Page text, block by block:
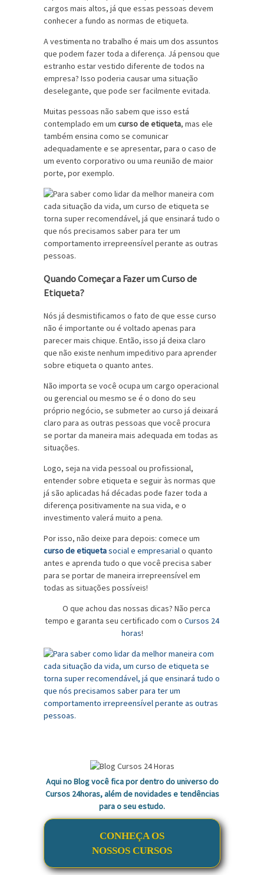
cargos mais altos, já que essas pessoas devem
conhecer a fundo as normas de etiqueta.
A vestimenta no trabalho é mais um dos assuntos
que podem fazer toda a diferença. Já pensou que
estranho estar vestido diferente de todos na
empresa? Isso poderia causar uma situação
deselegante, que pode ser facilmente evitada.
Muitas pessoas não sabem que isso está
contemplado em um curso de etiqueta, mas ele
também ensina como se comunicar
adequadamente e se apresentar, para o caso de
um evento corporativo ou uma reunião de maior
porte, por exemplo.
Quando Começar a Fazer um Curso de
Etiqueta?
Nós já desmistificamos o fato de que esse curso
não é importante ou é voltado apenas para
parecer mais chique. Então, isso já deixa claro
que não existe nenhum impeditivo para aprender
sobre etiqueta o quanto antes.
Não importa se você ocupa um cargo operacional
ou gerencial ou mesmo se é o dono do seu
próprio negócio, se submeter ao curso já deixará
claro para as outras pessoas que você procura
se portar da maneira mais adequada em todas as
situações.
Logo, seja na vida pessoal ou profissional,
entender sobre etiqueta e seguir às normas que
já são aplicadas há décadas pode fazer toda a
diferença positivamente na sua vida, e o
investimento valerá muito a pena.
Por isso, não deixe para depois: comece um
curso de etiquetasocial e empresarial o quanto
antes e aprenda tudo o que você precisa saber
para se portar de maneira irrepreensível em
todas as situações possíveis!
O que achou das nossas dicas? Não perca
tempo e garanta seu certificado com o Cursos 24
horas!
Aqui no Blog você fica por dentro do universo do
Cursos 24horas, além de novidades e tendências
para o seu estudo.
CONHEÇA OS
NOSSOS CURSOS